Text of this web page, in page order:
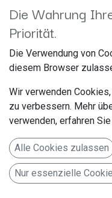
13-1190-52 Aktivsystemadapter
Mercedes/Porsche MOST>Cinch
Artikelnummer: 13-1190-
acv GmbH
Straßburger Allee 10-12
Deutschland
Die Wahrung
Priorität.
Die Verwendung von
diesem Browser
Wir verwenden
zu verbessern. Mehr
verwenden, erfahren
Alle Cookies zulassen
Nur essenzielle